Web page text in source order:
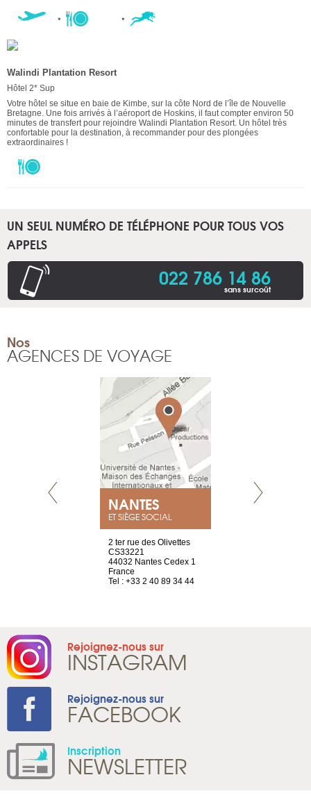
Walindi Plantation Resort
Hôtel 2* Sup
Votre hôtel se situe en baie de Kimbe, sur la côte Nord de l’île de Nouvelle
Bretagne. Une fois arrivés à l’aéroport de Hoskins, il faut compter environ 50
minutes de transfert pour rejoindre Walindi Plantation Resort. Un hôtel très
confortable pour la destination, à recommander pour des plongées
extraordinaires !
UN SEUL NUMÉRO DE TÉLÉPHONE POUR TOUS VOS
APPELS
022 786 14 86
sans surcoût
Nos
AGENCES DE VOYAGE
NANTES
ET SIÈGE SOCIAL
2 ter rue des Olivettes
CS33221
44032 Nantes Cedex 1
France
Tel : +33 2 40 89 34 44
Rejoignez-nous sur
INSTAGRAM
Rejoignez-nous sur
FACEBOOK
Inscription
NEWSLETTER